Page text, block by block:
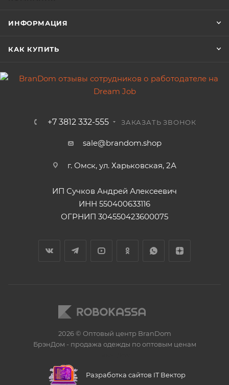
ИНФОРМАЦИЯ
КАК КУПИТЬ
+7 3812 332-555 ЗАКАЗАТЬ ЗВОНОК
sale@brandom.shop
г. Омск, ул. Харьковская, 2А
ИП Сучков Андрей Алексеевич
ИНН 550400633116
ОГРНИП 304550423600075
2026 © Оптовый центр BranDom
БрэнДом - продажа одежды по оптовым ценам
Разработка сайтов IT Вектор